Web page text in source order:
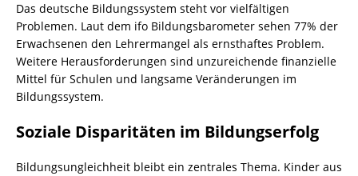
Das deutsche Bildungssystem steht vor vielfältigen
Problemen. Laut dem ifo Bildungsbarometer sehen 77% der
Erwachsenen den Lehrermangel als ernsthaftes Problem.
Weitere Herausforderungen sind unzureichende finanzielle
Mittel für Schulen und langsame Veränderungen im
Bildungssystem.
Soziale Disparitäten im Bildungserfolg
Bildungsungleichheit bleibt ein zentrales Thema. Kinder aus